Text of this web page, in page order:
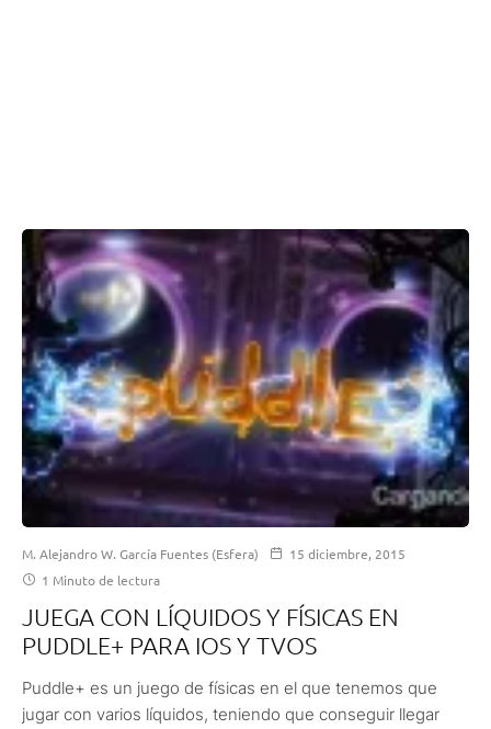
M. Alejandro W. García Fuentes (Esfera)
15 diciembre, 2015
1 Minuto de lectura
JUEGA CON LÍQUIDOS Y FÍSICAS EN
PUDDLE+ PARA IOS Y TVOS
Puddle+ es un juego de físicas en el que tenemos que
jugar con varios líquidos, teniendo que conseguir llegar